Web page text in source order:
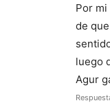
Por
de
luego
Agur